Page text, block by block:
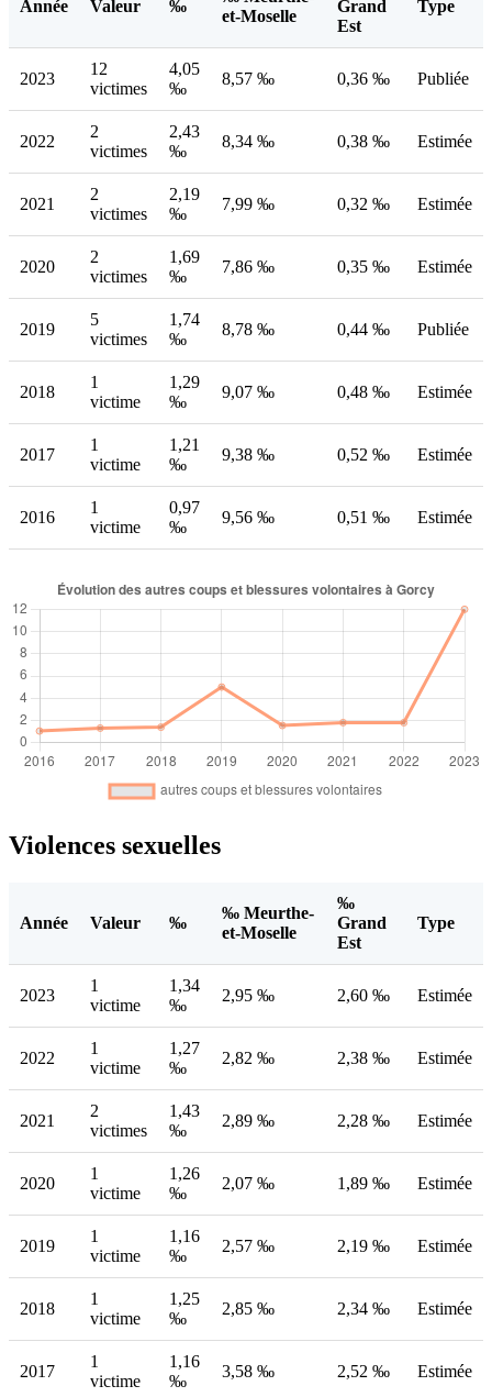
Année Valeur ‰
et-Moselle
Grand
Est
Type
2023
12
victimes
4,05
‰
8,57 ‰ 0,36 ‰ Publiée
2022
2
victimes
2,43
‰
8,34 ‰ 0,38 ‰ Estimée
2021
2
victimes
2,19
‰
7,99 ‰ 0,32 ‰ Estimée
2020
2
victimes
1,69
‰
7,86 ‰ 0,35 ‰ Estimée
2019
5
victimes
1,74
‰
8,78 ‰ 0,44 ‰ Publiée
2018
1
victime
1,29
‰
9,07 ‰ 0,48 ‰ Estimée
2017
1
victime
1,21
‰
9,38 ‰ 0,52 ‰ Estimée
2016
1
victime
0,97
‰
9,56 ‰ 0,51 ‰ Estimée
Violences sexuelles
Année Valeur ‰
‰ Meurthe-
et-Moselle
‰
Grand
Est
Type
2023
1
victime
1,34
‰
2,95 ‰ 2,60 ‰ Estimée
2022
1
victime
1,27
‰
2,82 ‰ 2,38 ‰ Estimée
2021
2
victimes
1,43
‰
2,89 ‰ 2,28 ‰ Estimée
2020
1
victime
1,26
‰
2,07 ‰ 1,89 ‰ Estimée
2019
1
victime
1,16
‰
2,57 ‰ 2,19 ‰ Estimée
2018
1
victime
1,25
‰
2,85 ‰ 2,34 ‰ Estimée
2017
1
victime
1,16
‰
3,58 ‰ 2,52 ‰ Estimée